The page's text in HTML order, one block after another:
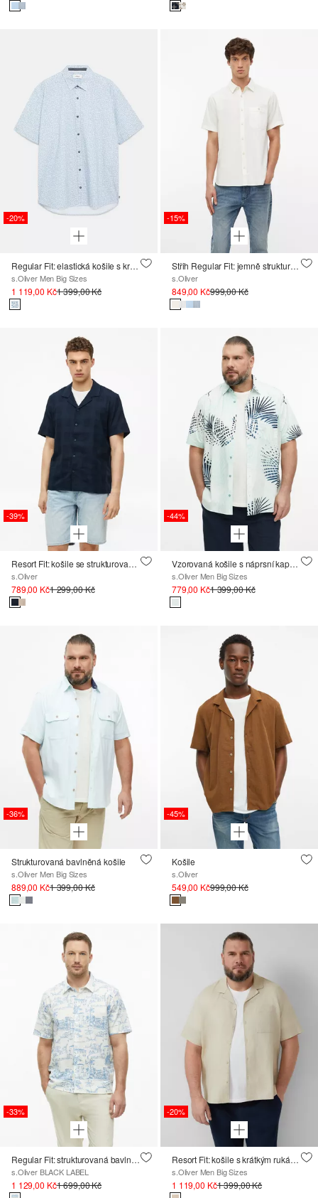
-20%
Regular Fit: elastická košile s krátkým rukávem a s potiskem po celé ploše
s.Oliver Men Big Sizes
1 119,00 Kč1 399,00 Kč
-15%
Střih Regular Fit: jemně strukturovaná košile s krátkým rukávem
s.Oliver
849,00 Kč999,00 Kč
-39%
Resort Fit: košile se strukturovanými proužky
s.Oliver
789,00 Kč1 299,00 Kč
-44%
Vzorovaná košile s náprsní kapsou
s.Oliver Men Big Sizes
779,00 Kč1 399,00 Kč
-36%
Strukturovaná bavlněná košile
s.Oliver Men Big Sizes
889,00 Kč1 399,00 Kč
-45%
Košile
s.Oliver
549,00 Kč999,00 Kč
-33%
Regular Fit: strukturovaná bavlněná košile
s.Oliver BLACK LABEL
1 129,00 Kč1 699,00 Kč
-20%
Resort Fit: košile s krátkým rukávem, ze směsi se lnem
s.Oliver Men Big Sizes
1 119,00 Kč1 399,00 Kč